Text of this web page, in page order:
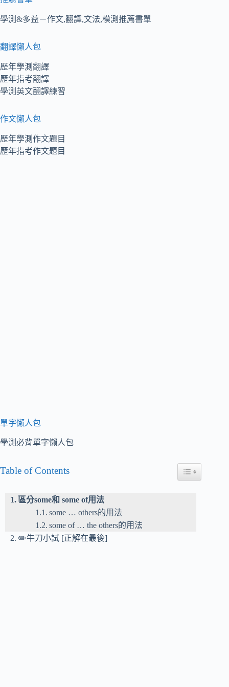
學測&多益－作文,翻譯,文法,模測推薦書單
翻譯懶人包
歷年學測翻譯
歷年指考翻譯
學測英文翻譯練習
作文懶人包
歷年學測作文題目
歷年指考作文題目
單字懶人包
學測必背單字懶人包
Table of Contents Toggle Table of
區分some和 some of用法
some … others的用法
some of … the others的用法
✏️牛刀小試 [正解在最後]